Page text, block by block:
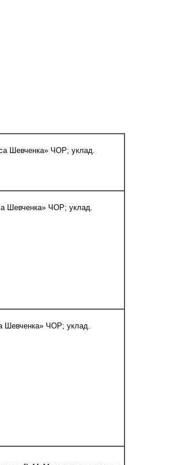
Шевченка» ЧОР; уклад.
Шевченка» ЧОР; уклад.
Шевченка» ЧОР; уклад.